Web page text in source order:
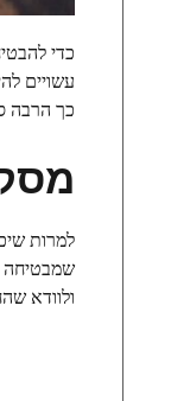
כדי
עשויים
כך הרבה
למרות
שמבטיחה
ולוודא